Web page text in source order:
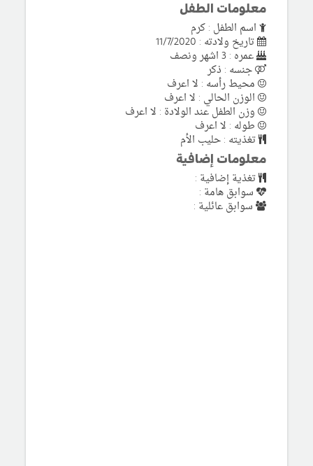
معلومات الطفل
اسم الطفل : كرم
تاريخ ولادته : 11/7/2020
عمره : 3 اشهر ونصف
جنسه : ذكر
محيط رأسه : لا اعرف
الوزن الحالي : لا اعرف
وزن الطفل عند الولادة : لا اعرف
طوله : لا اعرف
تغذيته : حليب الأم
معلومات إضافية
تغذية إضافية :
سوابق هامة :
سوابق عائلية :